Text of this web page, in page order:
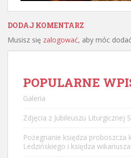
DODAJ KOMENTARZ
Musisz się zalogować, aby móc
POPULARNE
Galeria
Zdjęcia z Jubileuszu Liturgicznej
Pożegnanie księdza proboszcza
Ledzińskiego i księdza